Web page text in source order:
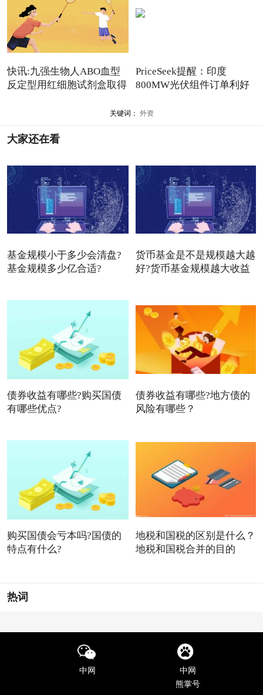
快讯:九强生物人ABO血型
反定型用红细胞试剂盒取得
PriceSeek提醒：印度
800MW光伏组件订单利好
关键词： 外资
大家还在看
基金规模小于多少会清盘?
基金规模多少亿合适?
货币基金是不是规模越大越
好?货币基金规模越大收益
债券收益有哪些?购买国债
有哪些优点?
债券收益有哪些?地方债的
风险有哪些？
购买国债会亏本吗?国债的
特点有什么?
地税和国税的区别是什么？
地税和国税合并的目的
热词
中网
中网
熊掌号